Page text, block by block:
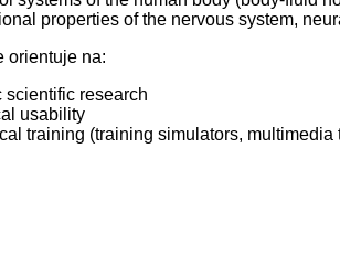
properties of the nervous system,
orientuje na:
scientific research
usability
training (training simulators, multimedia